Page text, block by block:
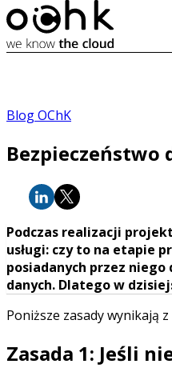
Blog OChK
Bezpieczeństwo
Podczas realizacji
usługi: czy to na etapie
posiadanych przez
danych. Dlatego w
Poniższe zasady wynikają
Zasada 1: Jeśli